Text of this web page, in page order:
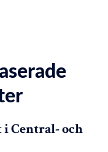
i Central- och